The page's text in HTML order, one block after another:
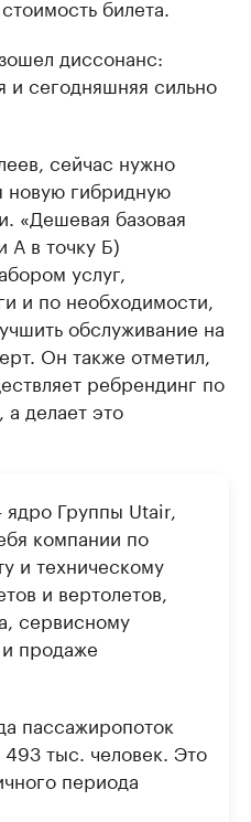
билета.
диссонанс:
и сегодняшняя сильно
сейчас нужно
новую гибридную
«Дешевая базовая
А в точку Б)
услуг,
и по необходимости,
обслуживание на
Он также отметил,
ребрендинг по
делает это
Группы Utair,
компании по
и техническому
и вертолетов,
сервисному
продаже
пассажиропоток
тыс. человек. Это
периода